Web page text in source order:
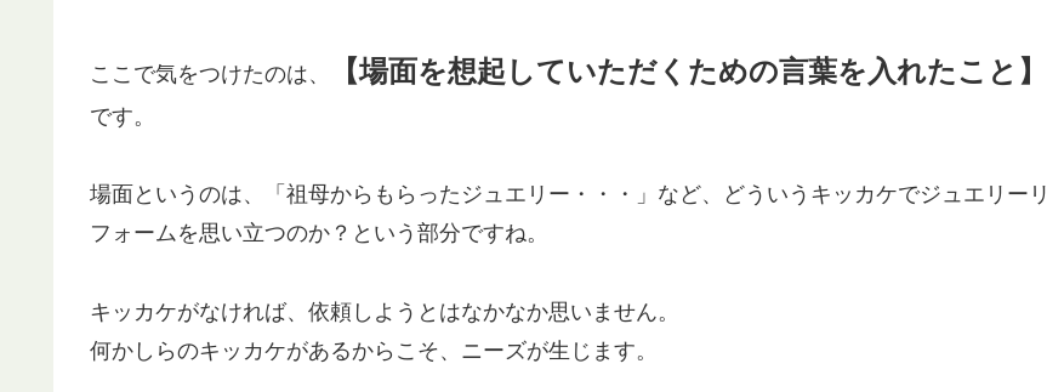
ここで気をつけたのは、 【場面を想起していただくための言葉を入れたこと】
です。
場面というのは、「祖母からもらったジュエリー・・・」など、どういうキッカケでジュエリーリ
フォームを思い立つのか？という部分ですね。
キッカケがなければ、依頼しようとはなかなか思いません。
何かしらのキッカケがあるからこそ、ニーズが生じます。